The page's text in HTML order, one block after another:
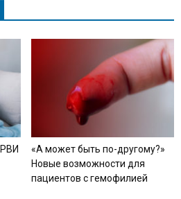
«А может быть по-другому?»
Новые возможности для
пациентов с гемофилией